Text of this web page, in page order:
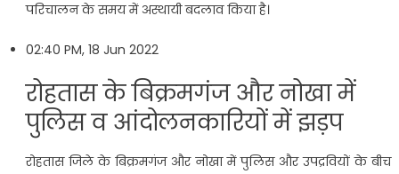
परिचालन के समय में अस्‍थायी बदलाव किया है।
02:40 PM, 18 Jun 2022
रोहतास के बिक्रमगंज और नोखा में
पुलिस व आंदोलनकारियों में झड़प
रोहतास जिले के बिक्रमगंज और नोखा में पुलिस और उपद्रवियों के बीच